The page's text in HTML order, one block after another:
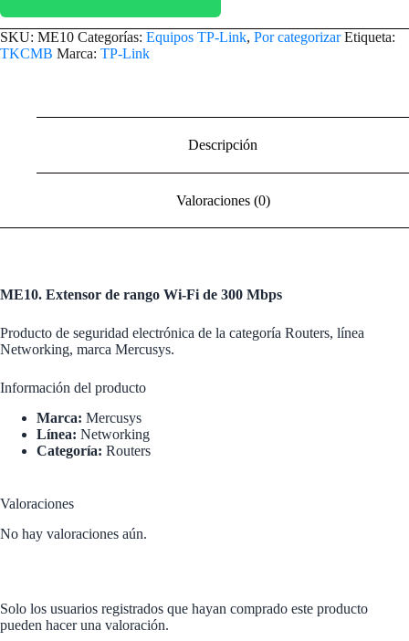
SKU: ME10 Categorías: Equipos TP-Link, Por categorizar Etiqueta:
TKCMB Marca: TP-Link
Descripción
Valoraciones (0)
ME10. Extensor de rango Wi-Fi de 300 Mbps
Producto de seguridad electrónica de la categoría Routers, línea
Networking, marca Mercusys.
Información del producto
Marca: Mercusys
Línea: Networking
Categoría: Routers
Valoraciones
No hay valoraciones aún.
Solo los usuarios registrados que hayan comprado este producto
pueden hacer una valoración.